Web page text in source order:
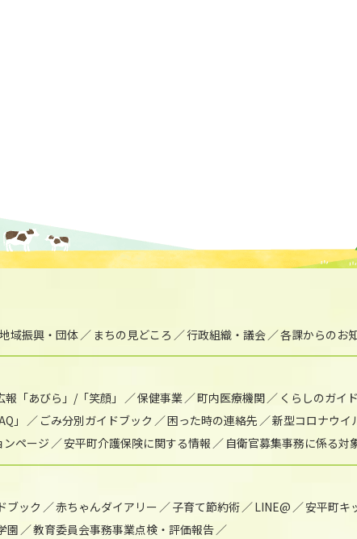
地域振興・団体 まちの見どころ 行政組織・議会 各課からのお
報「あびら」/「笑顔」 保健事業 町内医療機関 くらしのガイ
」
ごみ分別ガイドブック 困った時の連絡先
新型コロナウイ
ンページ
安平町介護保険に関する情報 自衛官募集事務に係る対
ブック 赤ちゃんダイアリー 子育て節約術 LINE@ 安平町キ
園 教育委員会事務事業点検・評価報告